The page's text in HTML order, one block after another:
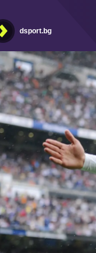
dsport.bg